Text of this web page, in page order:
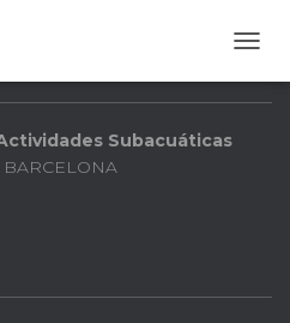
Subacuáticas
BARCELONA